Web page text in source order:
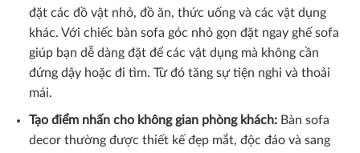
đặt các đồ vật nhỏ, đồ ăn, thức uống và các vật dụng
khác. Với chiếc bàn sofa góc nhỏ gọn đặt ngay ghế sofa
giúp bạn dễ dàng đặt để các vật dụng mà không cần
đứng dậy hoặc đi tìm. Từ đó tăng sự tiện nghi và thoải
mái.
Tạo điểm nhấn cho không gian phòng khách:Bàn sofa
decor thường được thiết kế đẹp mắt, độc đáo và sang